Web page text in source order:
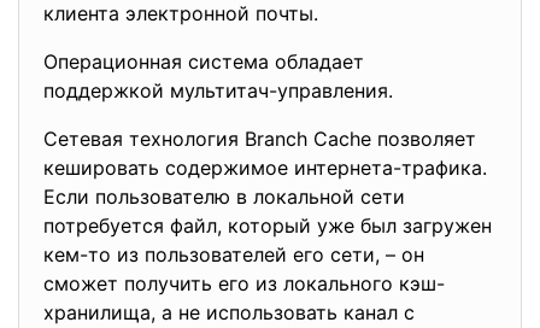
клиента электронной почты.
Операционная система обладает
поддержкой мультитач-управления.
Сетевая технология Branch Cache позволяет
кешировать содержимое интернета-трафика.
Если пользователю в локальной сети
потребуется файл, который уже был загружен
кем-то из пользователей его сети, – он
сможет получить его из локального кэш-
хранилища, а не использовать канал с